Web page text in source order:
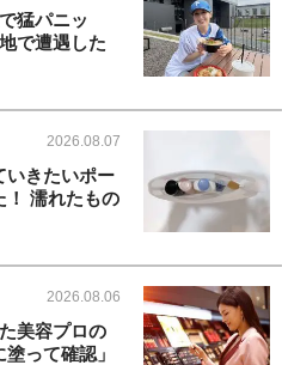
猛パニッ
で遭遇した
2026.08.07
いきたいポー
！ 濡れたもの
2026.08.06
美容プロの
って確認」